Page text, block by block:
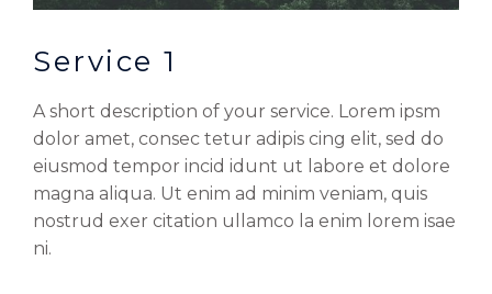
Service 1
A short description of your service. Lorem ipsm
dolor amet, consec tetur adipis cing elit, sed do
eiusmod tempor incid idunt ut labore et dolore
magna aliqua. Ut enim ad minim veniam, quis
nostrud exer citation ullamco la enim lorem isae
ni.